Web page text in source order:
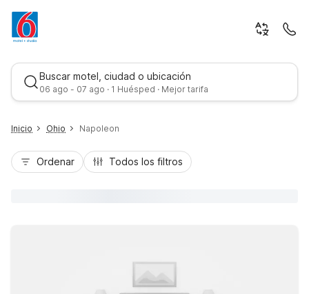
Buscar motel, ciudad o ubicación
06 ago - 07 ago · 1 Huésped · Mejor tarifa
Inicio Ohio Napoleon
Ordenar Todos los filtros